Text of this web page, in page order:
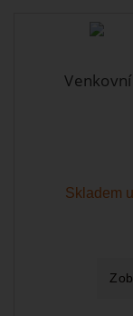
Skladem